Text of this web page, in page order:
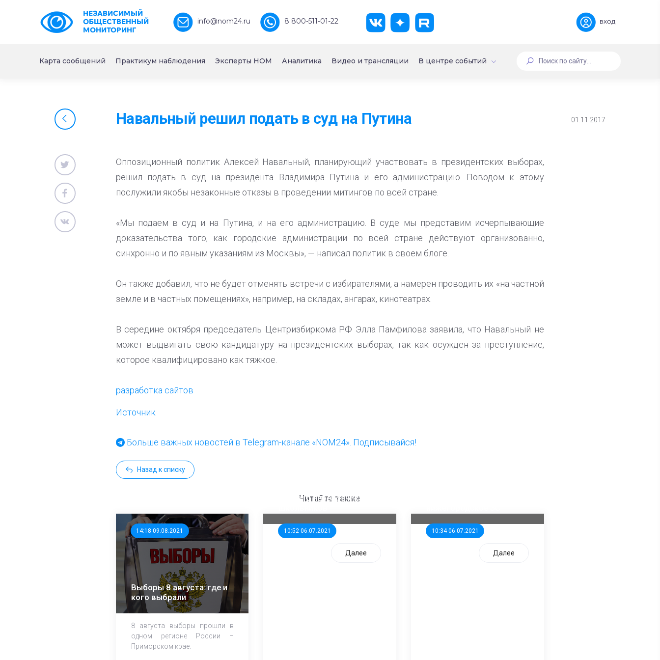
НЕЗАВИСИМЫЙ
ОБЩЕСТВЕННЫЙ
МОНИТОРИНГ
info@nom24.ru 8 800-511-01-22 вход
Карта сообщений Практикум наблюдения Эксперты НОМ Аналитика Видео и трансляции В центре событий
Навальный решил подать в суд на Путина 01.11.2017
Оппозиционный политик Алексей Навальный, планирующий участвовать в президентских выборах,
решил подать в суд на президента Владимира Путина и его администрацию. Поводом к этому
послужили якобы незаконные отказы в проведении митингов по всей стране.
«Мы подаем в суд и на Путина, и на его администрацию. В суде мы представим исчерпывающие
доказательства того, как городские администрации по всей стране действуют организованно,
синхронно и по явным указаниям из Москвы», — написал политик в своем блоге.
Он также добавил, что не будет отменять встречи с избирателями, а намерен проводить их «на частной
земле и в частных помещениях», например, на складах, ангарах, кинотеатрах.
В середине октября председатель Центризбиркома РФ Элла Памфилова заявила, что Навальный не
может выдвигать свою кандидатуру на президентских выборах, так как осужден за преступление,
которое квалифицировано как тяжкое.
разработка сайтов
Источник
Больше важных новостей в Telegram-канале «NOM24». Подписывайся!
Назад к списку
Читайте также
14:18 09.08.2021
Выборы 8 августа: где и
кого выбрали
8 августа выборы прошли в
одном регионе России –
Приморском крае.
10:52 06.07.2021
единого перевозчика для
Далее
10:34 06.07.2021
Далее